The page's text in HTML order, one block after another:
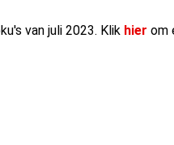
van juli 2023. Klik hier om